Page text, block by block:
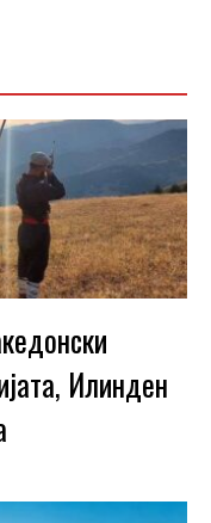
Илинден